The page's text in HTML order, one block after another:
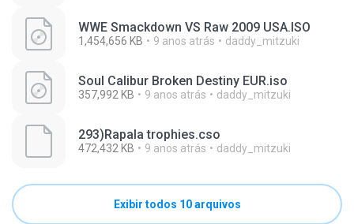
WWE Smackdown VS Raw 2009 USA.ISO
1,454,656 KB 9 anos atrás daddy_mitzuki
Soul Calibur Broken Destiny EUR.iso
357,992 KB 9 anos atrás daddy_mitzuki
293)Rapala trophies.cso
472,432 KB 9 anos atrás daddy_mitzuki
Exibir todos 10 arquivos